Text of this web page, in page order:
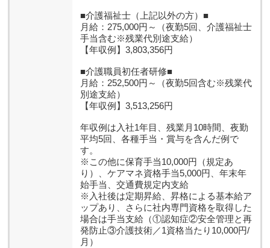
■介護福祉士（上記以外の方）■
月給：275,000円～（夜勤5回、介護福祉士
手当含む※残業代別途支給）
【年収例】3,803,356円
■介護職員初任者研修■
月給：252,500円～（夜勤5回含む※残業代
別途支給）
【年収例】3,513,256円
年収例は入社1年目、残業月10時間、夜勤
平均5回、各種手当・賞与を含んだ例で
す。
※この他に保育手当10,000円（規定あ
り）、ケアマネ資格手当5,000円、年末年
始手当、交通費規定内支給
※入社後は定期昇給、昇格による基本給ア
ップあり、さらに社内専門資格を取得した
場合は手当支給（①認知症②安全管理と再
発防止③介護技術／1資格当たり10,000円/
月）